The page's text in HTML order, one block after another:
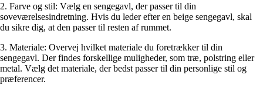
2. Farve og stil: Vælg en sengegavl, der passer til din
soveværelsesindretning. Hvis du leder efter en beige sengegavl, skal
du sikre dig, at den passer til resten af rummet.
3. Materiale: Overvej hvilket materiale du foretrækker til din
sengegavl. Der findes forskellige muligheder, som træ, polstring eller
metal. Vælg det materiale, der bedst passer til din personlige stil og
præferencer.